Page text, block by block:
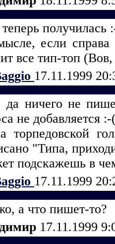
получилась
если
все тип-топ
17.11.1999
да ничего не
не добавляется
торпедовской
"Типа,
подскажешь в
17.11.1999
а что пишет-то?
17.11.1999